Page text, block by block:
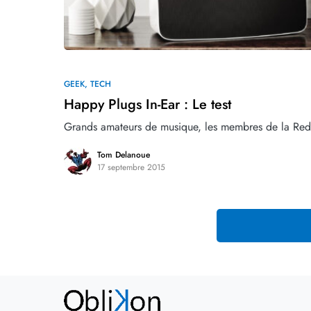
GEEK TECH
Happy Plugs In-Ear : Le test
Grands amateurs de musique, les membres de la
Tom Delanoue
17 septembre 2015